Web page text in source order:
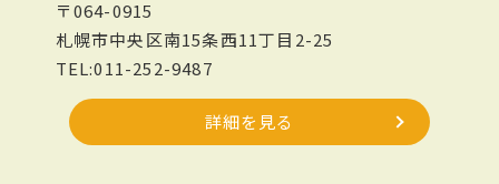
〒064-0915
札幌市中央区南15条西11丁目2-25
TEL:011-252-9487
詳細を見る